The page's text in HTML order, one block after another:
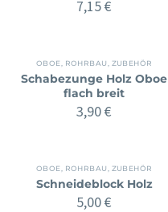
7,15€
OBOE ROHRBAU ZUBEHÖR
Schabezunge Holz Oboe
flach breit
3,90€
OBOE ROHRBAU ZUBEHÖR
Schneideblock Holz
5,00€